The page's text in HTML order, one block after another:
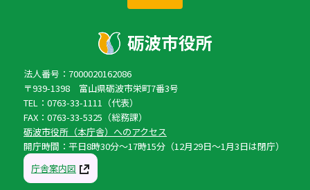
法人番号：7000020162086
〒939-1398 富山県砺波市栄町7番3号
TEL：0763-33-1111（代表）
FAX：0763-33-5325（総務課）
砺波市役所（本庁舎）へのアクセス
開庁時間：平日8時30分〜17時15分（12月29日〜1月3日は閉庁）
庁舎案内図